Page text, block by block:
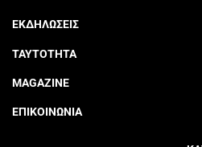
ΕΚΔΗΛΩΣΕΙΣ
ΤΑΥΤΟΤΗΤΑ
MAGAZINE
ΕΠΙΚΟΙΝΩΝΙΑ